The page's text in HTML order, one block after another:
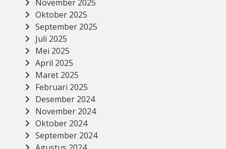
November 2025
Oktober 2025
September 2025
Juli 2025
Mei 2025
April 2025
Maret 2025
Februari 2025
Desember 2024
November 2024
Oktober 2024
September 2024